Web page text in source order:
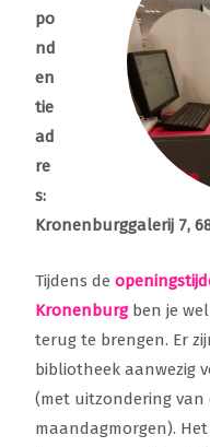
po
nd
en
tie
ad
re
s:
Kronenburggalerij 7,
Tijdens de
Kronenburg ben je
terug te brengen. Er
bibliotheek aanwezig
(met uitzondering van
maandagmorgen).